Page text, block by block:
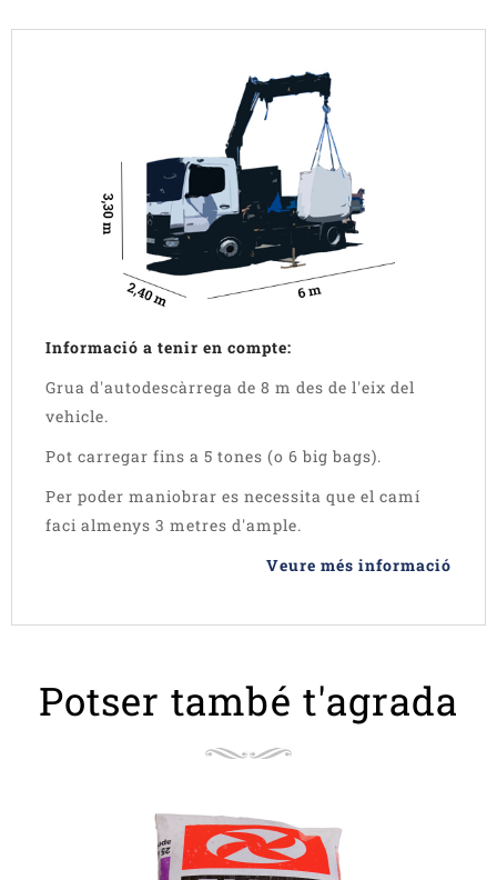
Informació a tenir en compte:
Grua d'autodescàrrega de 8 m des de l'eix del
vehicle.
Pot carregar fins a 5 tones (o 6 big bags).
Per poder maniobrar es necessita que el camí
faci almenys 3 metres d'ample.
Veure més informació
Potser també t'agrada